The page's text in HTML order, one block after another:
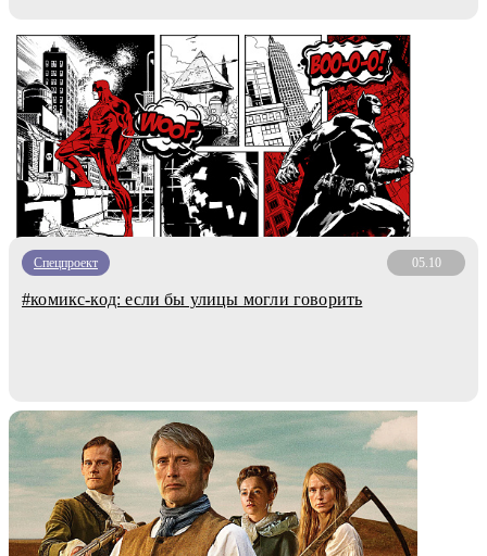
Спецпроект 05.10
#комикс-код: если бы улицы могли говорить